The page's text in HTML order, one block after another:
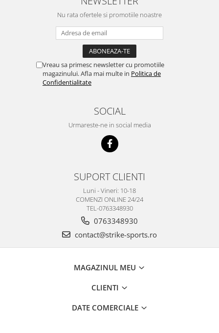
Nu rata ofertele si promotiile noastre
Vreau sa primesc newsletter cu promotiile
magazinului. Afla mai multe in Politica de
Confidentialitate
SOCIAL
Urmareste-ne in social media
SUPORT CLIENTI
Luni - Vineri: 10-18
COMENZI ONLINE 24/24
TEL-0763348930
0763348930
contact@strike-sports.ro
MAGAZINUL MEU
CLIENTI
DATE COMERCIALE